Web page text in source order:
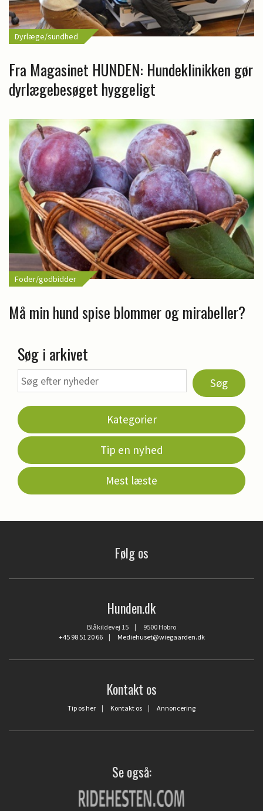
Dyrlæge/sundhed
Fra Magasinet HUNDEN: Hundeklinikken gør
dyrlægebesøget hyggeligt
Foder/godbidder
Må min hund spise blommer og mirabeller?
Søg i arkivet
Søg
Kategorier
Tip en nyhed
Mest læste
Følg os
Hunden.dk
Blåkildevej 15 | 9500 Hobro
+45 98 51 20 66| Mediehuset@wiegaarden.dk
Kontakt os
Tip os her | Kontakt os | Annoncering
Se også: